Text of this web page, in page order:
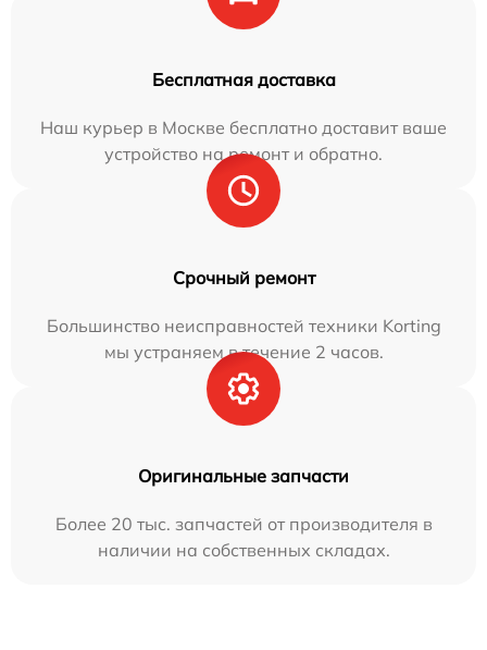
Бесплатная доставка
Наш курьер в Москве бесплатно доставит ваше
устройство на ремонт и обратно.
Срочный ремонт
Большинство неисправностей техники Korting
мы устраняем в течение 2 часов.
Оригинальные запчасти
Более 20 тыс. запчастей от производителя в
наличии на собственных складах.